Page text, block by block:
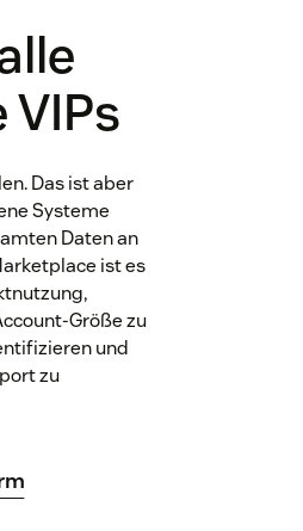
Das ist aber
Systeme
Daten an
ist es
Größe zu
und
zu